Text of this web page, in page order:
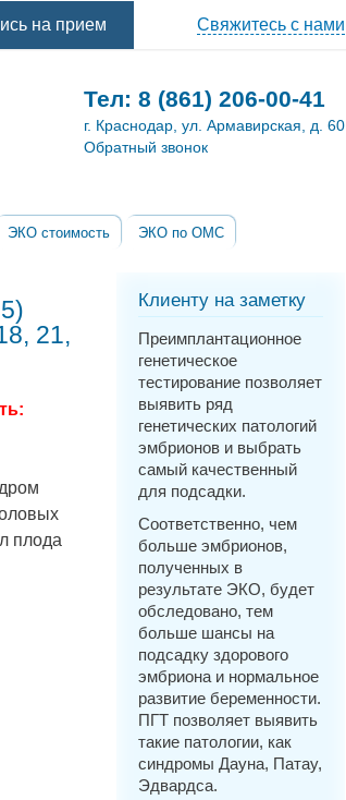
на прием Свяжитесь с нами
Тел: 8 (861) 206-00-41
г. Краснодар, ул. Армавирская, д. 60
Обратный звонок
ЭКО стоимость ЭКО по ОМС
21,
плода
Клиенту на заметку
Преимплантационное
генетическое
тестирование позволяет
выявить ряд
генетических патологий
эмбрионов и выбрать
самый качественный
для подсадки.
Соответственно, чем
больше эмбрионов,
полученных в
результате ЭКО, будет
обследовано, тем
больше шансы на
подсадку здорового
эмбриона и нормальное
развитие беременности.
ПГТ позволяет выявить
такие патологии, как
синдромы Дауна, Патау,
Эдвардса.